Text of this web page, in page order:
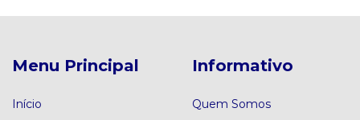
Menu Principal
Início
Informativo
Quem Somos